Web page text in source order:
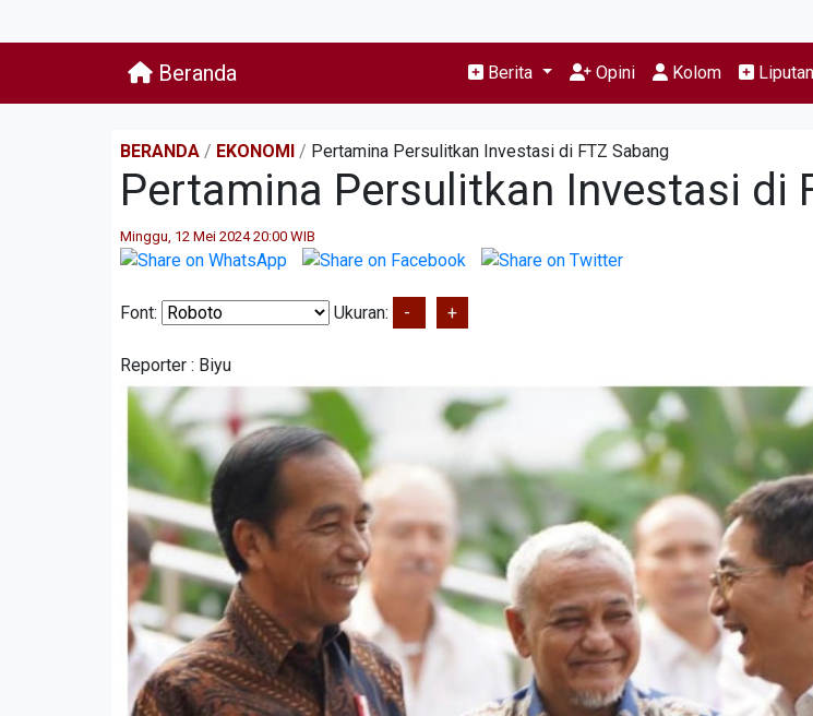
Beranda Berita Opini Kolom
BERANDA / EKONOMI / Pertamina Persulitkan Investasi di FTZ Sabang
Pertamina Persulitkan Investasi di
Minggu, 12 Mei 2024 20:00 WIB
Font: Ukuran: - +
Reporter : Biyu